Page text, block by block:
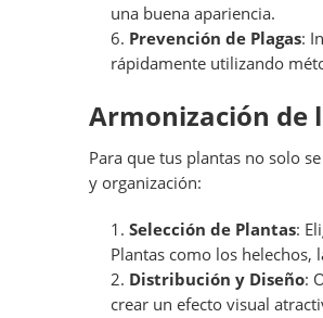
una buena apariencia.
Prevención de Plagas:
rápidamente utilizando
Armonización de
Para que tus plantas no solo
y organización:
Selección de Plantas:
Plantas como los helechos,
Distribución y Diseño:
crear un efecto visual